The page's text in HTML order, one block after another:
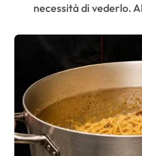
necessità di vederlo.